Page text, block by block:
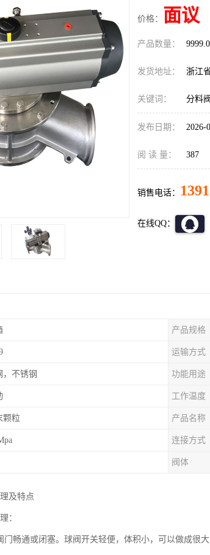
价格： 面议
产品数量：
发货地址： 浙江
关键词： 分料阀
发布日期： 2026-
阅 读 量： 387
销售电话：
在线QQ：
产品规格
运输方式
，不锈钢 功能用途
工作温度
颗粒 产品名称
连接方式
阀体
及特点
：
门畅通或闭塞。球阀开关轻便，体积小，可以做成很